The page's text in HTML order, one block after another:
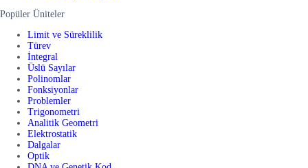
Popüler Üniteler
Limit ve Süreklilik
Türev
İntegral
Üslü Sayılar
Polinomlar
Fonksiyonlar
Problemler
Trigonometri
Analitik Geometri
Elektrostatik
Dalgalar
Optik